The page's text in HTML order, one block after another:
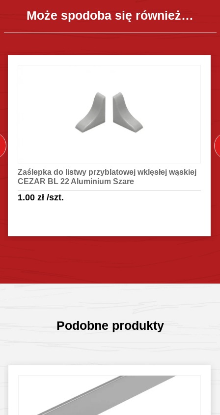
Może spodoba się również…
Zaślepka do listwy przyblatowej wklęsłej wąskiej
CEZAR BL 22 Aluminium Szare
1.00zł /szt.
Podobne produkty